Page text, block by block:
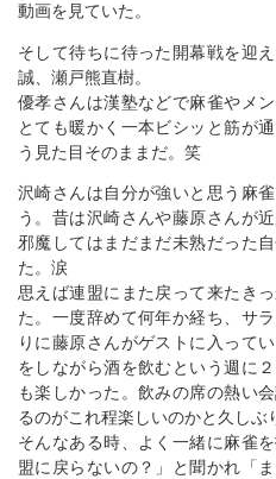
動画を見ていた。
そして待ちに待った開幕戦を迎
誠、瀬戸熊直樹。
優孝さんは漢塾などで麻雀やメ
とても暖かく一本ビシッと筋が
う見た目そのままだ。笑
沢崎さんは自分が強いと思う麻
う。昔は沢崎さんや藤原さんが
邪魔してはまだまだ未熟だった
た。涙
思えば連盟にまた戻って来たき
た。一度辞めて何年か経ち、サ
りに藤原さんがゲストに入って
をしながら酒を飲むという週に
も楽しかった。飲みの席の熱い
るのがこれ程楽しいのかと久しぶ
そんなある時、よく一緒に麻雀
盟に戻らないの？」と聞かれ「